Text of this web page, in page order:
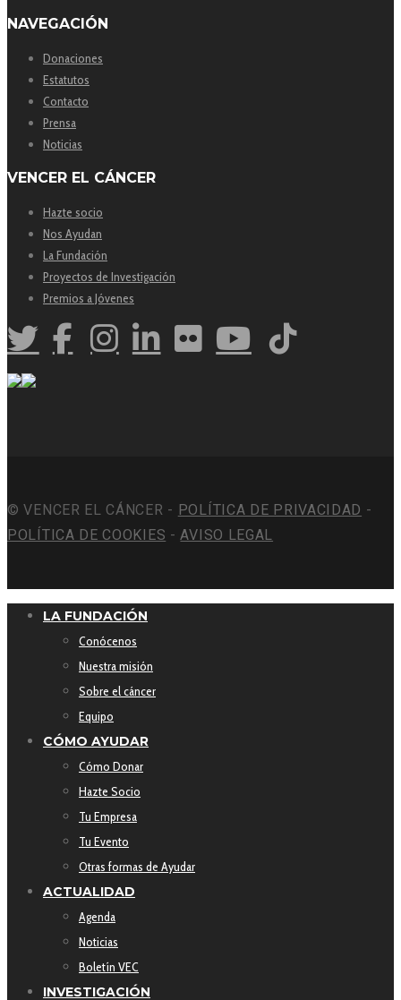
NAVEGACIÓN
Donaciones
Estatutos
Contacto
Prensa
Noticias
VENCER EL CÁNCER
Hazte socio
Nos Ayudan
La Fundación
Proyectos de Investigación
Premios a Jóvenes
© VENCER EL CÁNCER - POLÍTICA DE PRIVACIDAD -
POLÍTICA DE COOKIES -AVISO LEGAL
LA FUNDACIÓN
Conócenos
Nuestra misión
Sobre el cáncer
Equipo
CÓMO AYUDAR
Cómo Donar
Hazte Socio
Tu Empresa
Tu Evento
Otras formas de Ayudar
ACTUALIDAD
Agenda
Noticias
Boletín VEC
INVESTIGACIÓN